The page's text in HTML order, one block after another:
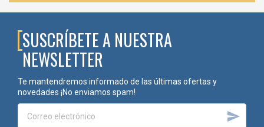
SUSCRÍBETE A NUESTRA
NEWSLETTER
Te mantendremos informado de las últimas ofertas y
novedades ¡No enviamos spam!
